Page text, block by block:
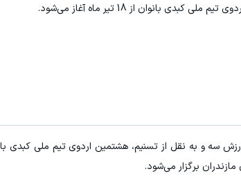
ملی کبدی بانوان از 18 تیر ماه آغاز می‌شود.
برگزار می‌شود.